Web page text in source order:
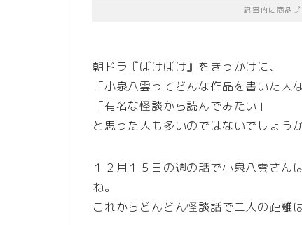
記事内に商品
朝ドラ『ばけばけ』をきっかけに、
「小泉八雲ってどんな作品を書いた人
「有名な怪談から読んでみたい」
と思った人も多いのではないでしょうか
１２月１５日の週の話で小泉八雲さん
ね。
これからどんどん怪談話で二人の距離